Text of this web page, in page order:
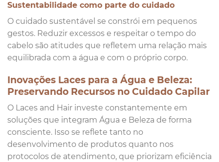
Sustentabilidade como parte do cuidado
O cuidado sustentável se constrói em pequenos
gestos. Reduzir excessos e respeitar o tempo do
cabelo são atitudes que refletem uma relação mais
equilibrada com a água e com o próprio corpo.
Inovações Laces para a Água e Beleza:
Preservando Recursos no Cuidado Capilar
O Laces and Hair investe constantemente em
soluções que integram Água e Beleza de forma
consciente. Isso se reflete tanto no
desenvolvimento de produtos quanto nos
protocolos de atendimento, que priorizam eficiência